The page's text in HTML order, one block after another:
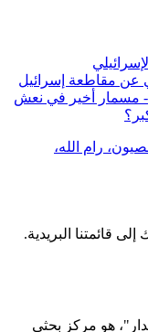
عن مقاطعة إسرائيل
مسمار أخير في نعش
رام الله،
قائمتنا البريدية.
هو مركز بحثي